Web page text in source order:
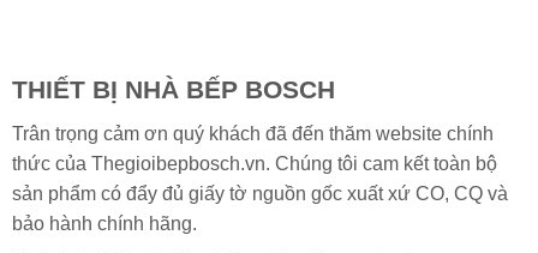
THIẾT BỊ NHÀ BẾP BOSCH
Trân trọng cảm ơn quý khách đã đến thăm website chính
thức của Thegioibepbosch.vn. Chúng tôi cam kết toàn bộ
sản phẩm có đẩy đủ giấy tờ nguồn gốc xuất xứ CO, CQ và
bảo hành chính hãng.